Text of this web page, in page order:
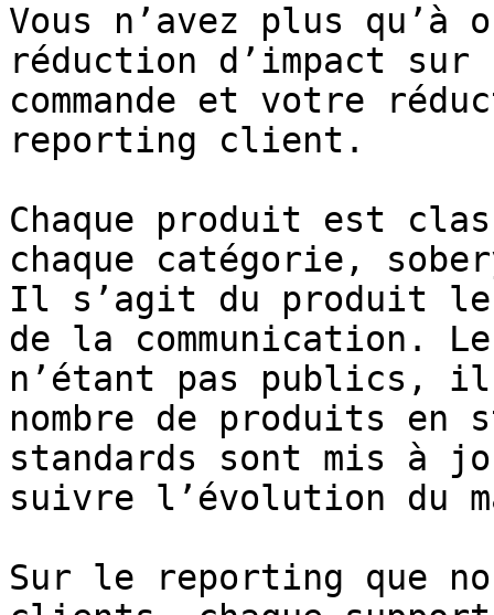
Vous n’avez plus
réduction d’impact sur
commande et votre
reporting client.
Chaque produit est
chaque catégorie,
Il s’agit du produit le
de la communication.
n’étant pas publics,
nombre de produits en
standards sont mis à
suivre l’évolution du
Sur le reporting que